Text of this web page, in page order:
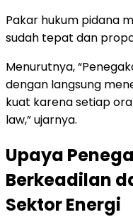
Pakar hukum pidana
sudah tepat dan
Menurutnya,
dengan langsung
kuat karena setiap
law,” ujarnya.
Upaya
Berkeadilan
Sektor Energi